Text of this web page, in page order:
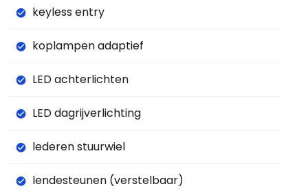
keyless entry
koplampen adaptief
LED achterlichten
LED dagrijverlichting
lederen stuurwiel
lendesteunen (verstelbaar)